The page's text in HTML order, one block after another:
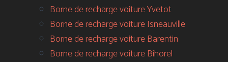
Borne de recharge voiture Yvetot
Borne de recharge voiture Isneauville
Borne de recharge voiture Barentin
Borne de recharge voiture Bihorel